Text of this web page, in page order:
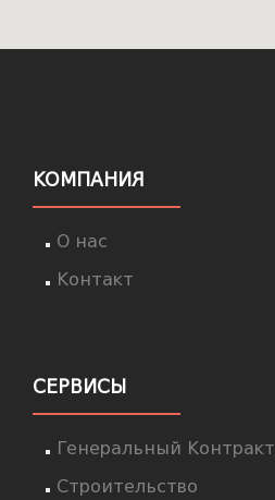
КОМПАНИЯ
О нас
Контакт
СЕРВИСЫ
Генеральный Контракт
Строительство